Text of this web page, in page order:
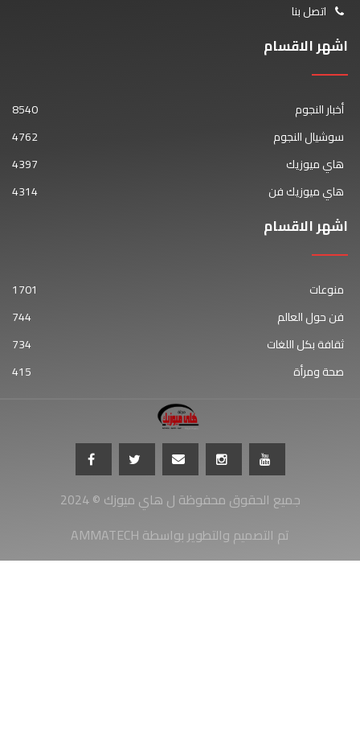
اتصل بنا
اشهر الاقسام
أخبار النجوم
8540
سوشيال النجوم
4762
هاي ميوزيك
4397
هاي ميوزيك فن
4314
اشهر الاقسام
منوعات
1701
فن حول العالم
744
ثقافة بكل اللغات
734
صحة ومرأة
415
جميع الحقوق محفوظة ل هاي ميوزك © 2024
AMMATECH تم التصميم والتطوير بواسطة